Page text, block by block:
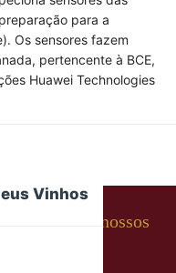
para a
Os sensores fazem
pertencente à BCE,
Huawei Technologies
Vinhos
por nossos